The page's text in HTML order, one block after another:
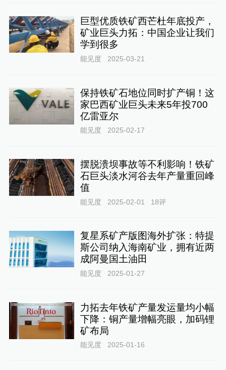
巨型优质铁矿西芒杜年底投产，
矿业巨头力拓：中国企业让我们
学到很多
能见度 2025-03-21
保持铁矿石地位同时扩产铜！这
家巴西矿业巨头未来5年投700
亿雷亚尔
能见度 2025-02-17
摆脱溃坝事故等不利影响！铁矿
石巨头淡水河谷去年产量重回峰
值
能见度 2025-02-01 18评
复星系矿产版图海外扩张：特提
斯公司纳入海南矿业，拥有近两
成阿曼国土油田
能见度 2025-01-27
力拓去年铁矿产量发运量均小幅
下降：铜产量增幅亮眼，加码锂
矿布局
能见度 2025-01-16